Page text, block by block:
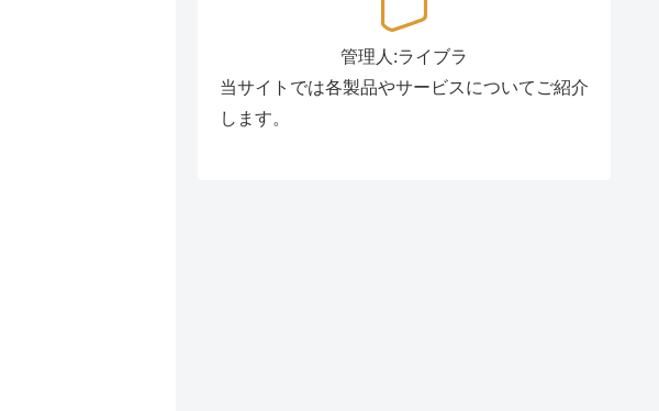
管理人:ライブラ
当サイトでは各製品やサービスについてご紹介
します。